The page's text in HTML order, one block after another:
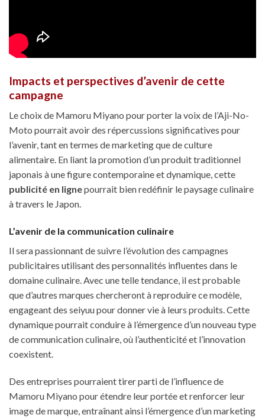
Impacts et perspectives d’avenir de cette
campagne
Le choix de Mamoru Miyano pour porter la voix de l’Aji-No-
Moto pourrait avoir des répercussions significatives pour
l’avenir, tant en termes de marketing que de culture
alimentaire. En liant la promotion d’un produit traditionnel
japonais à une figure contemporaine et dynamique, cette
publicité en lignepourrait bien redéfinir le paysage culinaire
à travers le Japon.
L’avenir de la communication culinaire
Il sera passionnant de suivre l’évolution des campagnes
publicitaires utilisant des personnalités influentes dans le
domaine culinaire. Avec une telle tendance, il est probable
que d’autres marques chercheront à reproduire ce modèle,
engageant des seiyuu pour donner vie à leurs produits. Cette
dynamique pourrait conduire à l’émergence d’un nouveau type
de communication culinaire, où l’authenticité et l’innovation
coexistent.
Des entreprises pourraient tirer parti de l’influence de
Mamoru Miyano pour étendre leur portée et renforcer leur
image de marque, entraînant ainsi l’émergence d’un marketing